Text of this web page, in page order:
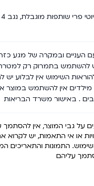
העניים ובמקרה של מגע
להשתמש בתמרוק רק
השימוש אין לבלוע
מילדים אין להשתמש במוצר
. באישור משרד הבריאות
על גבי המוצר, אין להסתמך
או אי התאמות, יש לקרוא
התמונות והתאריכים
עליהם